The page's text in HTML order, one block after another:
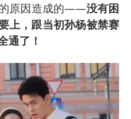
原因造成的——没有困
上，跟当初孙杨被禁赛
通了！